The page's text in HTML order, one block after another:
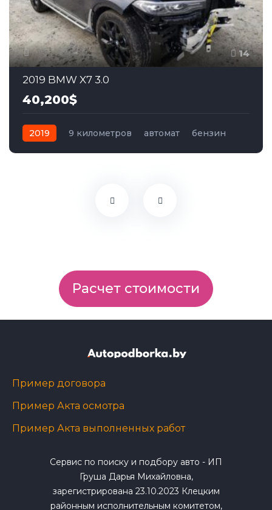
14
2019 BMW X7 3.0
40,200$
2019 9 километров автомат
бензин
Расчет стоимости
Пример договора
Пример Акта осмотра
Пример Акта выполненных работ
Сервис по поиску и подбору авто - ИП
Груша Дарья Михайловна,
зарегистрирована 23.10.2023 Клецким
районным исполнительным комитетом,